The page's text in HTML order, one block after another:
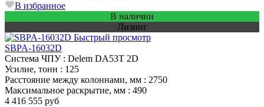
В избранное
В наличии
Лизинг
Быстрый просмотр
SBPA-16032D
Система ЧПУ: Delem DA53T 2D
Усилие, тонн : 125
Расстояние между колоннами, мм : 2750
Максимальное раскрытие, мм : 490
4 416 555 руб